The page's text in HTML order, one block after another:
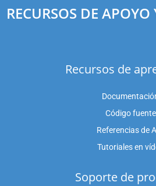
RECURSOS DE
Recursos de
Código fuente
Referencias de
Tutoriales en
Soporte de